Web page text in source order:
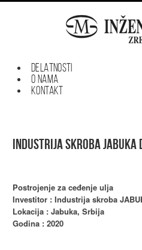
DELATNOSTI
O NAMA
KONTAKT
INDUSTRIJA SKROBA JABUKA
Postrojenje za ceđenje ulja
Investitor : Industrija skroba
Lokacija : Jabuka, Srbija
Godina : 2020